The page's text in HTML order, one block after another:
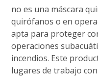
no es una máscara
quirófanos o en
apta para proteger
operaciones
incendios. Este
lugares de trabajo